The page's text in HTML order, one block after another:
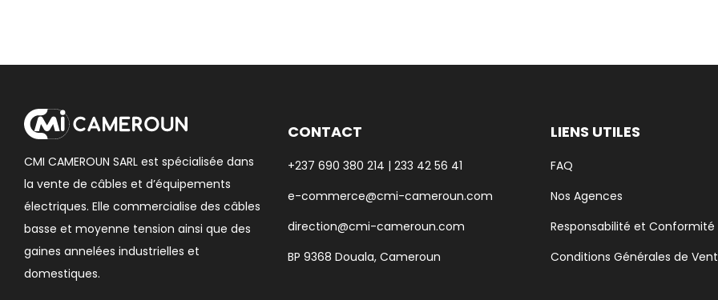
CMI CAMEROUN SARL est spécialisée dans
la vente de câbles et d’équipements
électriques. Elle commercialise des câbles
basse et moyenne tension ainsi que des
gaines annelées industrielles et
domestiques.
CONTACT
+237 690 380 214 | 233 42 56 41
e-commerce@cmi-cameroun.com
direction@cmi-cameroun.com
BP 9368 Douala, Cameroun
LIENS UTILES
FAQ
Nos Agences
Responsabilité et Conformité
Conditions Générales de